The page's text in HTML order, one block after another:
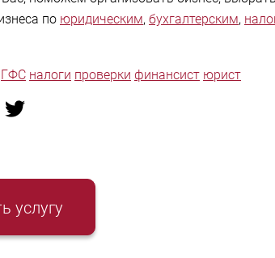
по юридическим, бухгалтерским,
ГФС налоги проверки финансист юрист
услугу